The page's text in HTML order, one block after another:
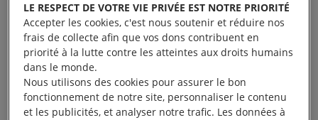
LE RESPECT DE VOTRE VIE PRIVÉE EST NOTRE PRIORITÉ
Accepter les cookies, c'est nous soutenir et réduire nos
frais de collecte afin que vos dons contribuent en
priorité à la lutte contre les atteintes aux droits humains
dans le monde.
Nous utilisons des cookies pour assurer le bon
fonctionnement de notre site, personnaliser le contenu
et les publicités, et analyser notre trafic. Les données à